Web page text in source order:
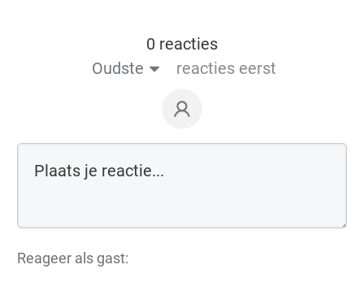
0 reacties
Oudste
reacties eerst
Reageer als gast: